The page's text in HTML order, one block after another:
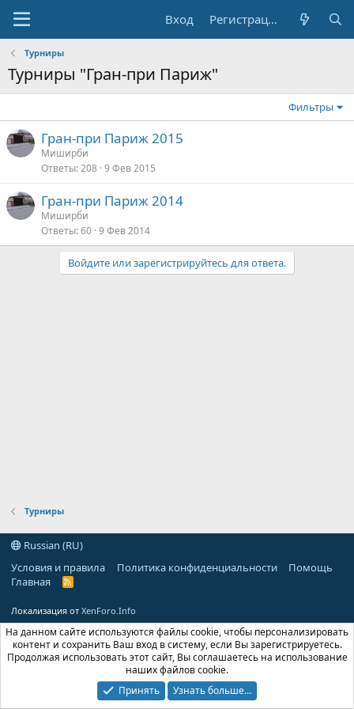
Вход Регистрация
Турниры
Турниры "Гран-при Париж"
Фильтры
Гран-при Париж 2015
Миширби
Ответы 208 9 Фев 2015
Гран-при Париж 2014
Миширби
Ответы 60 9 Фев 2014
Войдите или зарегистрируйтесь для ответа.
Турниры
Russian (RU)
Условия и правила
Политика конфиденциальности
Помощь
Главная
R
Локализация от XenForo.Info
На данном сайте используются файлы cookie, чтобы персонализировать
контент и сохранить Ваш вход в систему, если Вы зарегистрируетесь.
Продолжая использовать этот сайт, Вы соглашаетесь на использование
наших файлов cookie.
Принять
Узнать больше…